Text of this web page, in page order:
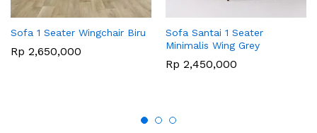
Sofa 1 Seater Wingchair Biru
Rp 2,650,000
Sofa Santai 1 Seater
Minimalis Wing Grey
Rp 2,450,000